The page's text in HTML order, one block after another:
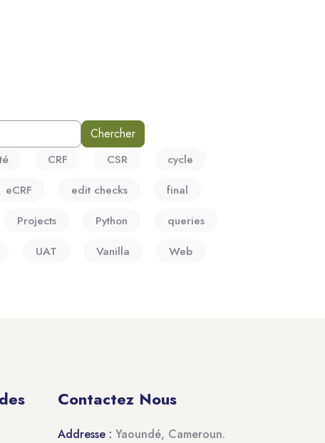
CRF CSR
cycle
eCRF edit checks
final
Projects Python
queries
UAT Vanilla
Web
Contactez Nous
Addresse : Yaoundé, Cameroun.